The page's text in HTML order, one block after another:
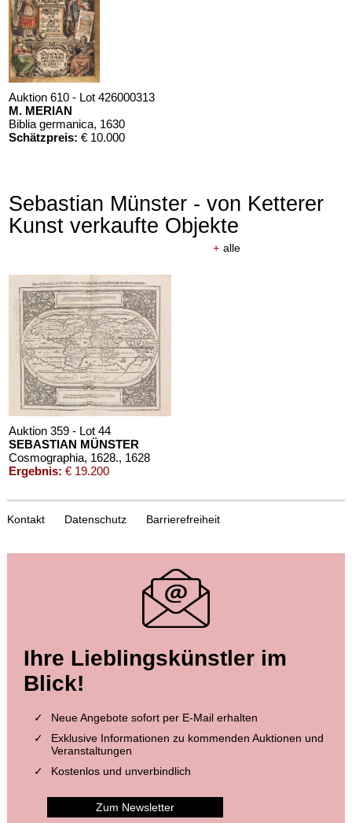
Auktion 610 - Lot 426000313
M. MERIAN
Biblia germanica, 1630
Schätzpreis: € 10.000
Sebastian Münster - von Ketterer
Kunst verkaufte Objekte
+ alle
Auktion 359 - Lot 44
SEBASTIAN MÜNSTER
Cosmographia, 1628., 1628
Ergebnis: € 19.200
SEBASTIAN MÜNSTER
Cosmographie universelle, 1565
Ergebnis:€ 12.500
Kontakt Datenschutz Barrierefreiheit
Ihre Lieblingskünstler im
Blick!
Neue Angebote sofort per E-Mail erhalten
Exklusive Informationen zu kommenden Auktionen und
Veranstaltungen
Kostenlos und unverbindlich
Zum Newsletter